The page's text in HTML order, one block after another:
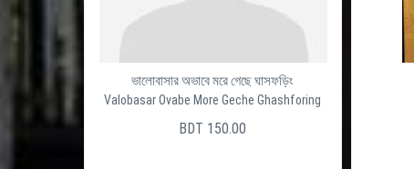
ভালোবাসার অভাবে মরে গেছে ঘাসফড়িং
Valobasar Ovabe More Geche Ghashforing
BDT 150.00